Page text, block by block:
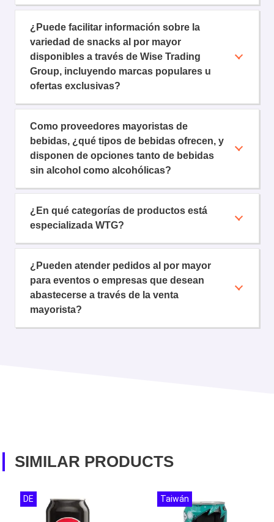
¿Puede facilitar información sobre la
variedad de snacks al por mayor
disponibles a través de Wise Trading
Group, incluyendo marcas populares u
ofertas exclusivas?
Como proveedores mayoristas de
bebidas, ¿qué tipos de bebidas ofrecen, y
disponen de opciones tanto de bebidas
sin alcohol como alcohólicas?
¿En qué categorías de productos está
especializada WTG?
¿Pueden atender pedidos al por mayor
para eventos o empresas que desean
abastecerse a través de la venta
mayorista?
SIMILAR PRODUCTS
DE Taiwán